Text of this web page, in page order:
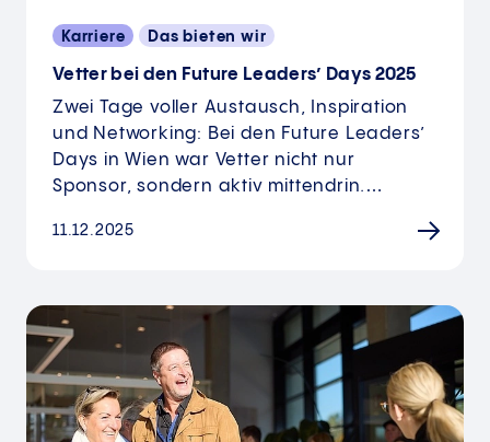
Karriere Das bieten wir
Vetter bei den Future Leaders’ Days 2025
Zwei Tage voller Austausch, Inspiration
und Networking: Bei den Future Leaders’
Days in Wien war Vetter nicht nur
Sponsor, sondern aktiv mittendrin.…
11.12.2025